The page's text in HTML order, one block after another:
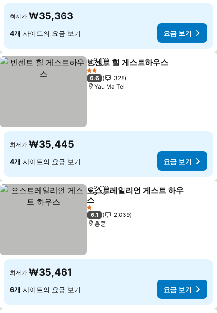
최저가 ₩35,363
4개 사이트의 요금 보기 요금 보기
공유 즐겨찾기에 추가
빈센트 힐 게스트하우스
2 성급
6.6
328
Yau Ma Tei
최저가 ₩35,445
4개 사이트의 요금 보기 요금 보기
공유 즐겨찾기에 추가
오스트레일리언 게스트 하우
스
1 성급
6.1
2,039
홍콩
최저가 ₩35,461
6개 사이트의 요금 보기 요금 보기